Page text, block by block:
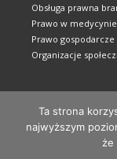
Obsługa prawna
Prawo w medycynie
Prawo gospodarcze
Organizacje
Ta strona
najwyższym
że